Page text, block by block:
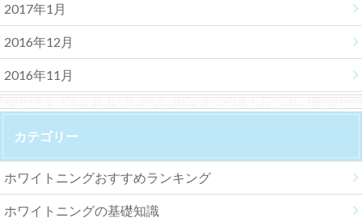
2017年1月
2016年12月
2016年11月
カテゴリー
ホワイトニングおすすめランキング
ホワイトニングの基礎知識